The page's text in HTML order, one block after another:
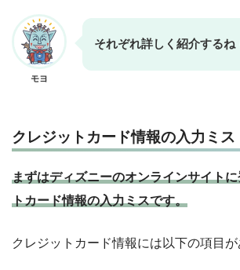
モヨ
それぞれ詳しく紹介するね
クレジットカード情報の入力ミス
まずはディズニーのオンラインサイト
トカード情報の入力ミスです。
クレジットカード情報には以下の項目が